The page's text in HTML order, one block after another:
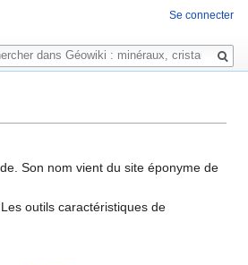
Son nom vient du site éponyme de
outils caractéristiques de
Se connecter